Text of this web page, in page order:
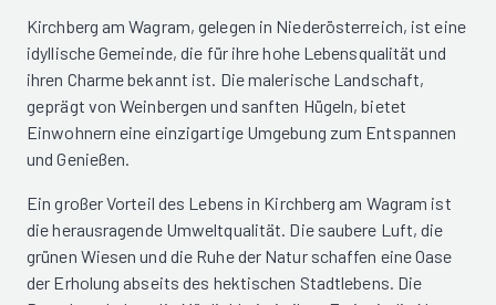
Kirchberg am Wagram, gelegen in Niederösterreich, ist eine
idyllische Gemeinde, die für ihre hohe Lebensqualität und
ihren Charme bekannt ist. Die malerische Landschaft,
geprägt von Weinbergen und sanften Hügeln, bietet
Einwohnern eine einzigartige Umgebung zum Entspannen
und Genießen.
Ein großer Vorteil des Lebens in Kirchberg am Wagram ist
die herausragende Umweltqualität. Die saubere Luft, die
grünen Wiesen und die Ruhe der Natur schaffen eine Oase
der Erholung abseits des hektischen Stadtlebens. Die